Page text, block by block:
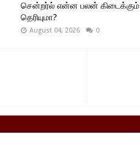
சென்றர்ல் என்ன பலன் கிடைக்கும்
தெரியுமா?
August 04, 2026 0